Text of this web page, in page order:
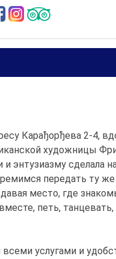
Карађорђева 2-4,
художницы
и энтузиазму сделала
передать ту
место, где
петь,
услугами и